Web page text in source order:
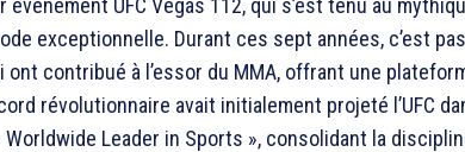
exceptionnelle. Durant ces sept années, c’est
contribué à l’essor du MMA, offrant une
révolutionnaire avait initialement projeté l’UFC
Worldwide Leader in Sports », consolidant la